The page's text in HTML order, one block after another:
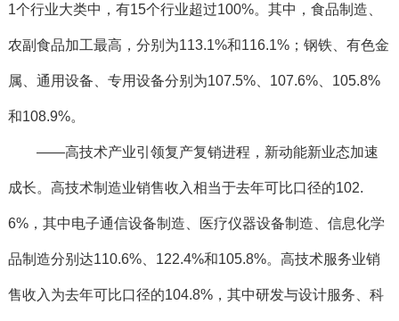
1个行业大类中，有15个行业超过100%。其中，食品制造、
农副食品加工最高，分别为113.1%和116.1%；钢铁、有色金
属、通用设备、专用设备分别为107.5%、107.6%、105.8%
和108.9%。
——高技术产业引领复产复销进程，新动能新业态加速
成长。高技术制造业销售收入相当于去年可比口径的102.
6%，其中电子通信设备制造、医疗仪器设备制造、信息化学
品制造分别达110.6%、122.4%和105.8%。高技术服务业销
售收入为去年可比口径的104.8%，其中研发与设计服务、科